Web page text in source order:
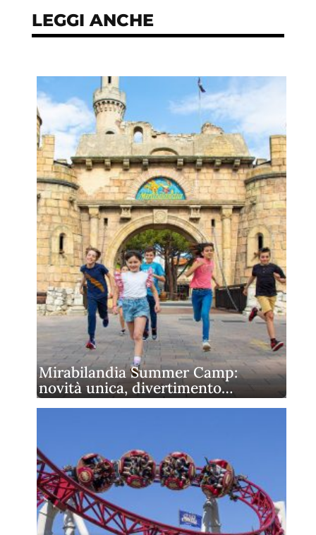
LEGGI ANCHE
Mirabilandia Summer Camp:
novità unica, divertimento…